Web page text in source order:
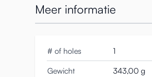
Meer informatie
# of holes 1
Gewicht 343,00 g